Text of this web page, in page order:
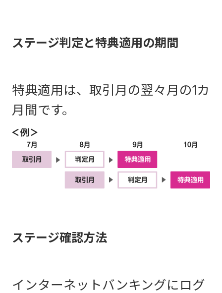
ステージ判定と特典適用の期間
特典適用は、取引月の翌々月の1カ
月間です。
ステージ確認方法
インターネットバンキングにログ